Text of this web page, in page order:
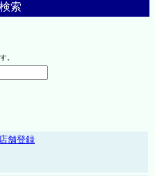
索
。
舗登録